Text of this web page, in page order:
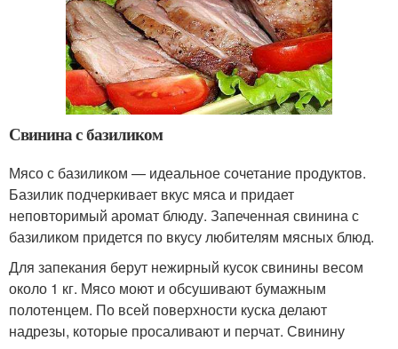
Свинина с базиликом
Мясо с базиликом — идеальное сочетание продуктов.
Базилик подчеркивает вкус мяса и придает
неповторимый аромат блюду. Запеченная свинина с
базиликом придется по вкусу любителям мясных блюд.
Для запекания берут нежирный кусок свинины весом
около 1 кг. Мясо моют и обсушивают бумажным
полотенцем. По всей поверхности куска делают
надрезы, которые просаливают и перчат. Свинину